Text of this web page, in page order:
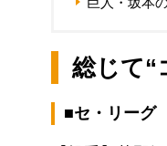
総じて“
■セ・リーグ